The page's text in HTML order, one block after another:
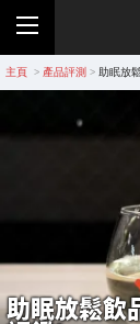
主頁 > 產品評測 > 助眠放
助眠放鬆飲